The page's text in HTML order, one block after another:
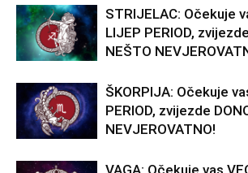
STRIJELAC: Očekuje
LIJEP PERIOD,
NEŠTO
ŠKORPIJA: Očekuje
PERIOD, zvijezde
NEVJEROVATNO!
VAGA: Očekuje vas